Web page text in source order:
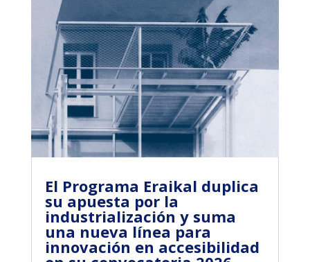
El Programa Eraikal duplica
su apuesta por la
industrialización y suma
una nueva línea para
innovación en accesibilidad